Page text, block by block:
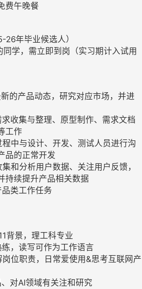
费午晚餐
26年毕业候选人）
学，需立即到岗（实习期计入试用
的产品动态，研究对应市场，并进
收集与整理、原型制作、需求文档
工作
中与设计、开发、测试人员进行沟
品的正常开发
和分析用户数据、关注用户反馈，
持续提升产品相关数据
类工作任务
背景，理工科专业
练，读写可作为工作语言
岗位职责，日常爱使用&思考互联网产
、对AI领域有关注和研究